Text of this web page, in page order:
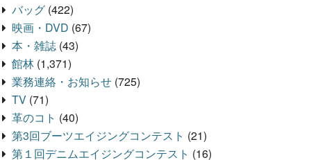
バッグ (422)
映画・DVD (67)
本・雑誌 (43)
館林 (1,371)
業務連絡・お知らせ (725)
TV (71)
革のコト (40)
第3回ブーツエイジングコンテスト (21)
第１回デニムエイジングコンテスト (16)